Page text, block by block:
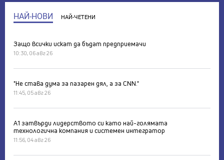
НАЙ-НОВИ НАЙ-ЧЕТЕНИ
Защо всички искат да бъдат предприемачи
10:30, 06 авг 26
"Не става дума за пазарен дял, а за CNN."
11:45, 05 авг 26
А1 затвърди лидерството си като най-голямата
технологична компания и системен интегратор
11:56, 04 авг 26